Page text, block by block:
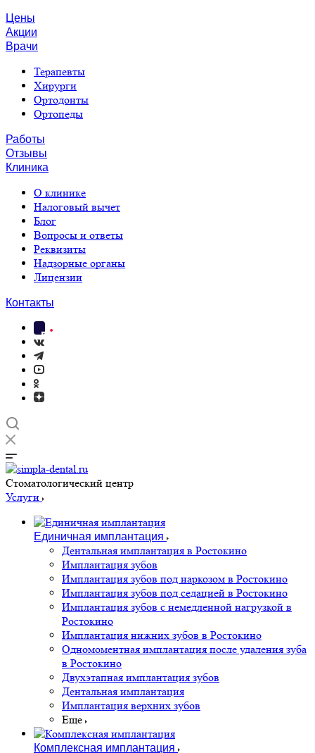
Цены
Акции
Врачи
Терапевты
Хирурги
Ортодонты
Ортопеды
Работы
Отзывы
Клиника
О клинике
Налоговый вычет
Блог
Вопросы и ответы
Реквизиты
Надзорные органы
Лицензии
Контакты
Cтоматологический центр
Услуги
Единичная имплантация
Дентальная имплантация в Ростокино
Имплантация зубов
Имплантация зубов под наркозом в Ростокино
Имплантация зубов под седацией в Ростокино
Имплантация зубов с немедленной нагрузкой в
Ростокино
Имплантация нижних зубов в Ростокино
Одномоментная имплантация после удаления зуба
в Ростокино
Двухэтапная имплантация зубов
Дентальная имплантация
Имплантация верхних зубов
Еще
Комплексная имплантация